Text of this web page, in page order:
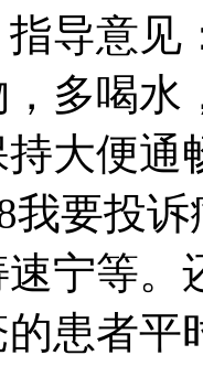
导意见
多喝水
持大便通
我要投
宁等。
患者平